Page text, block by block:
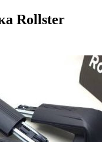
Rollster